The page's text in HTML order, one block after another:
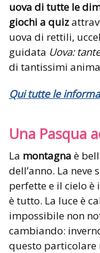
uova di tutte le
giochi a quiz
uova di rettili,
guidata Uova:
di tantissimi
Qui tutte le
Una Pasqua
La montagna è
dell’anno. La neve
perfette e il cielo
è tutto. La luce è
impossibile non
cambiando:
questo particolare